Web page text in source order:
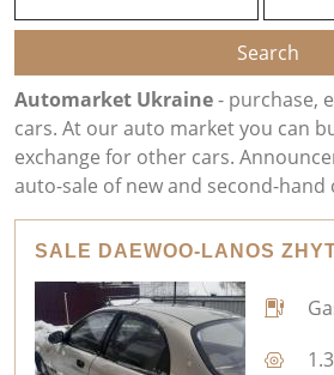
Automarket Ukraine- purchase,
cars. At our auto market you can
exchange for other cars.
auto-sale of new and second-hand
SALE DAEWOO-LANOS
1.3